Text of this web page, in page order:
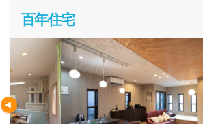
百年住宅